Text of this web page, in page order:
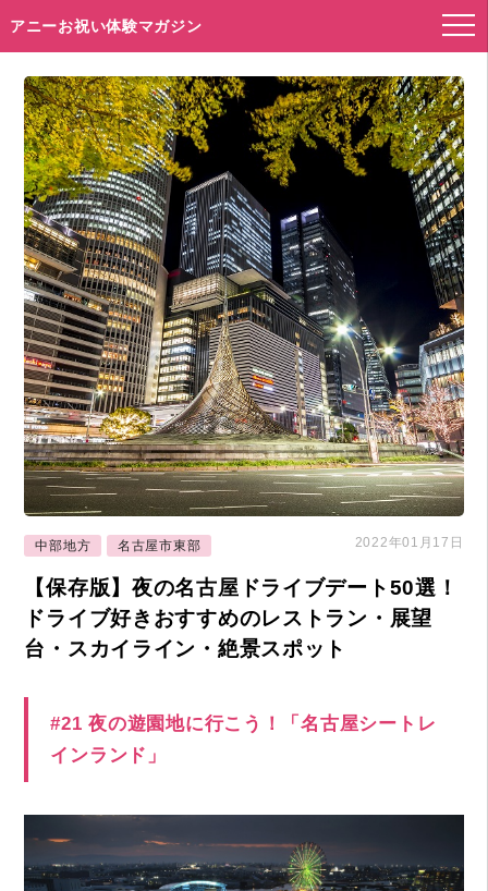
アニーお祝い体験マガジン
中部地方 名古屋市東部 2022年01月17日
【保存版】夜の名古屋ドライブデート50選！
ドライブ好きおすすめのレストラン・展望
台・スカイライン・絶景スポット
#21 夜の遊園地に行こう！「名古屋シートレ
インランド」